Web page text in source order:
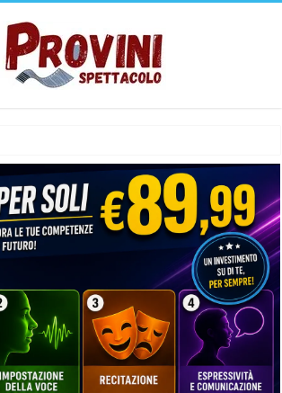
internazionale prodotto da Panorama Films –
dialogo tra un Poeta e una Prostituta” –
shooting foto e video retribuito
si cercano attori, attrici e
Tribute Band dedicata ad Eros Ramazzotti –